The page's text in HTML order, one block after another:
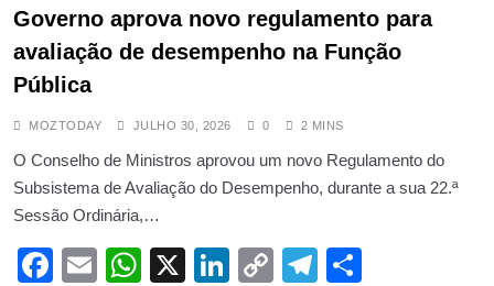
Governo aprova novo regulamento para
avaliação de desempenho na Função
Pública
MOZTODAY JULHO 30, 2026 0 2 MINS
O Conselho de Ministros aprovou um novo Regulamento do
Subsistema de Avaliação do Desempenho, durante a sua 22.ª
Sessão Ordinária,…
Facebook
EmailWhatsApp
X LinkedIn
CopyTelegram